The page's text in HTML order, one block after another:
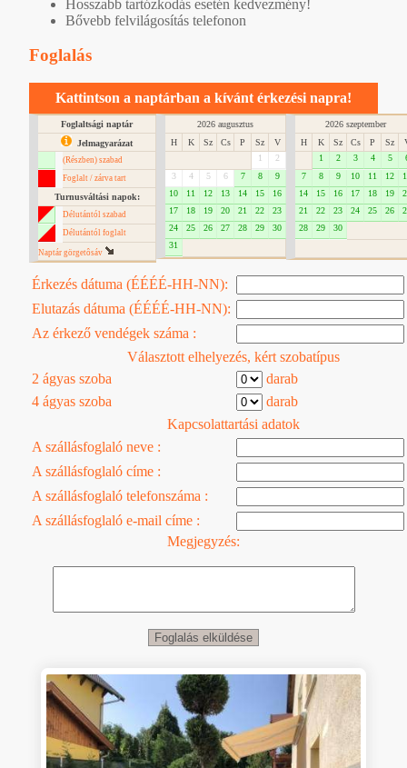
Hosszabb tartózkodás esetén kedvezmény!
Bővebb felvilágosítás telefonon
Foglalás
Kattintson a naptárban a kívánt érkezési napra!
Foglaltsági naptár
Jelmagyarázat
(Részben) szabad
Foglalt / zárva tart
Turnusváltási napok:
Délutántól szabad
Délutántól foglalt
Naptár görgetôsáv
2026 augusztus
H
K Sz Cs P Sz
V
1
2
3
4 5 6 7 8
9
10
11 12 13 14 15
16
17
18 19 20 21 22
23
24
25 26 27 28 29
30
31
2026 szeptember
H
K Sz Cs P Sz
1
2 3 4 5
7
8 9 10 11 12
14
15 16 17 18 19
21
22 23 24 25 26
28
29 30
Érkezés dátuma (ÉÉÉÉ-HH-NN):
Elutazás dátuma (ÉÉÉÉ-HH-NN):
Az érkező vendégek száma :
Választott elhelyezés, kért szobatípus
2 ágyas szoba
darab
4 ágyas szoba
darab
Kapcsolattartási adatok
A szállásfoglaló neve :
A szállásfoglaló címe :
A szállásfoglaló telefonszáma :
A szállásfoglaló e-mail címe :
Megjegyzés: